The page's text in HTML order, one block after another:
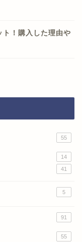
！購入した理由や
55
14
41
5
91
55